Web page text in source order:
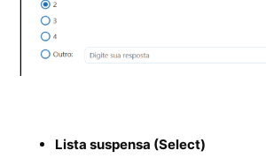
Lista suspensa (Select)